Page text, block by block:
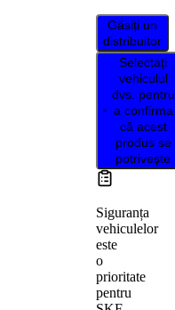
Găsiți un
distribuitor
Selectați
vehiculul
dvs. pentru
a confirma
că acest
produs se
potrivește
Siguranța
vehiculelor
este
o
prioritate
pentru